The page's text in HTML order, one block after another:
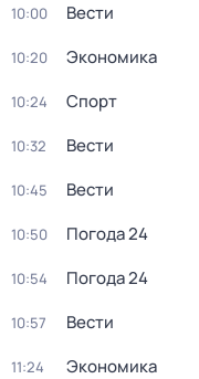
10:00 Вести
10:20 Экономика
10:24 Спорт
10:32 Вести
10:45 Вести
10:50 Погода 24
10:54 Погода 24
10:57 Вести
11:24 Экономика